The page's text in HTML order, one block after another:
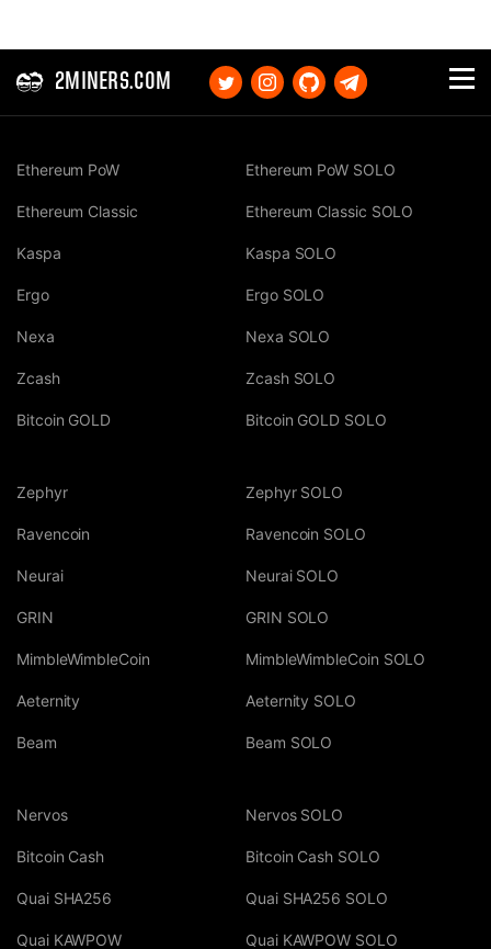
2MINERS.COM
Ethereum PoW
Ethereum Classic
Kaspa
Ergo
Nexa
Zcash
Bitcoin GOLD
Ethereum PoW SOLO
Ethereum Classic SOLO
Kaspa SOLO
Ergo SOLO
Nexa SOLO
Zcash SOLO
Bitcoin GOLD SOLO
Zephyr
Ravencoin
Neurai
GRIN
MimbleWimbleCoin
Aeternity
Beam
Zephyr SOLO
Ravencoin SOLO
Neurai SOLO
GRIN SOLO
MimbleWimbleCoin SOLO
Aeternity SOLO
Beam SOLO
Nervos
Bitcoin Cash
Quai SHA256
Quai KAWPOW
Nervos SOLO
Bitcoin Cash SOLO
Quai SHA256 SOLO
Quai KAWPOW SOLO